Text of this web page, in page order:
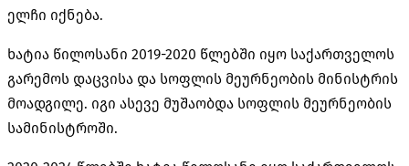
ელჩი იქნება.
ხატია წილოსანი 2019-2020 წლებში იყო საქართველოს
გარემოს დაცვისა და სოფლის მეურნეობის მინისტრის
მოადგილე. იგი ასევე მუშაობდა სოფლის მეურნეობის
სამინისტროში.